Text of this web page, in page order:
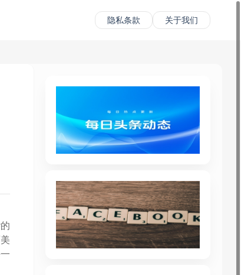
隐私条款 关于我们